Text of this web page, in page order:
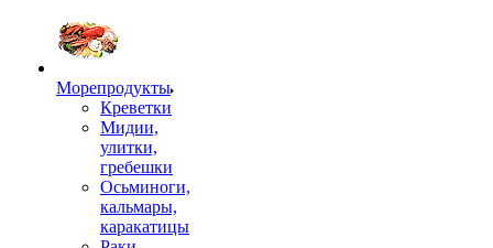
Морепродукты
Креветки
Мидии,
улитки,
гребешки
Осьминоги,
кальмары,
каракатицы